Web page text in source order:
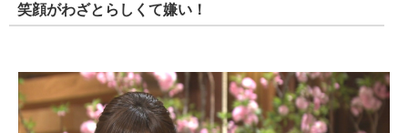
笑顔がわざとらしくて嫌い！